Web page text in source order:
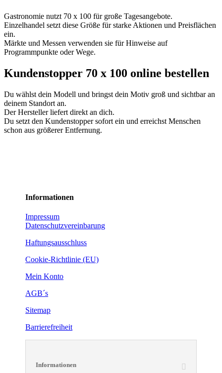
Gastronomie nutzt 70 x 100 für große Tagesangebote.
Einzelhandel setzt diese Größe für starke Aktionen und Preisflächen
ein.
Märkte und Messen verwenden sie für Hinweise auf
Programmpunkte oder Wege.
Kundenstopper 70 x 100 online bestellen
Du wählst dein Modell und bringst dein Motiv groß und sichtbar an
deinem Standort an.
Der Hersteller liefert direkt an dich.
Du setzt den Kundenstopper sofort ein und erreichst Menschen
schon aus größerer Entfernung.
Informationen
Impressum
Datenschutzvereinbarung
Haftungsausschluss
Cookie-Richtlinie (EU)
Mein Konto
AGB´s
Sitemap
Barrierefreiheit
Informationen